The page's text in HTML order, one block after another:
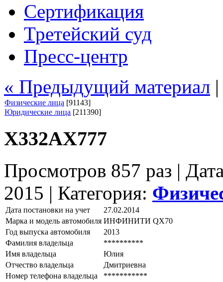
Сертификация
Третейский суд
Пресс-центр
« Предыдущий материал
Физические лица [91143]
Юридические лица [211390]
Х332АХ777
Просмотров 857 раз |
2015 | Категория:
Дата постановки на учет
27.02.2014
Марка и модель автомобиля ИНФИНИТИ QХ70
Год выпуска автомобиля
2013
Фамилия владельца
**********
Имя владельца
Юлия
Отчество владельца
Дмитриевна
Номер телефона владельца
***********